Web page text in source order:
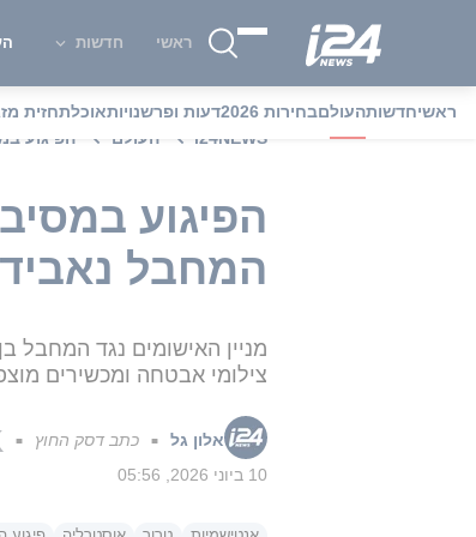
ראשי חדשות
ראשיחדשותהעולםבחירות 2026 דעות ופרשנויותאוכלתחזית
i24NEWS
העולם הפיגוע במסיבת חנוכה
המחבל
צילומי אבטחה ומכשירים
אלון גל ■ כתב דסק החוץ ■
10 ביוני 2026, 05:56